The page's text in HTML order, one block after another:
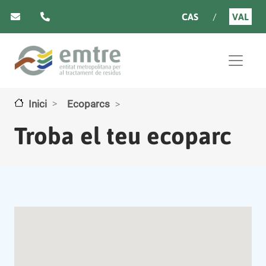
CAS VAL
Inici Ecoparcs
Troba el teu ecoparc